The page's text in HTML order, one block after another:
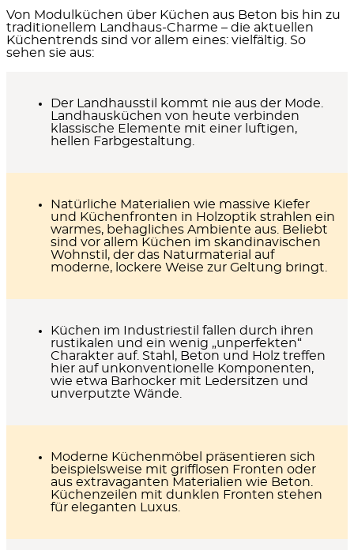
Von Modulküchen über Küchen aus Beton bis hin zu
traditionellem Landhaus-Charme – die aktuellen
Küchentrends sind vor allem eines: vielfältig. So
sehen sie aus:
Der Landhausstil
kommt nie aus der Mode.
Landhausküchen von heute verbinden
klassische Elemente mit einer luftigen,
hellen Farbgestaltung.
Natürliche Materialien wie massive Kiefer
und Küchenfronten in Holzoptik strahlen ein
warmes, behagliches Ambiente aus. Beliebt
sind vor allem Küchen im skandinavischen
Wohnstil, der das Naturmaterial auf
moderne, lockere Weise zur Geltung bringt.
Küchen im Industriestil fallen durch ihren
rustikalen und ein wenig „unperfekten“
Charakter auf. Stahl, Beton und Holz treffen
hier auf unkonventionelle Komponenten,
wie etwa Barhocker mit Ledersitzen und
unverputzte Wände.
Moderne Küchenmöbel präsentieren sich
beispielsweise mit grifflosen Fronten oder
aus extravaganten Materialien wie Beton.
Küchenzeilen mit dunklen Fronten stehen
für eleganten Luxus.